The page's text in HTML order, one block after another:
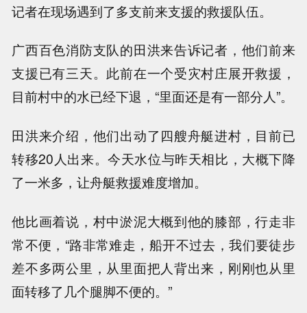
记者在现场遇到了多支前来支援的救援队伍。
广西百色消防支队的田洪来告诉记者，他们前来
支援已有三天。此前在一个受灾村庄展开救援，
目前村中的水已经下退，“里面还是有一部分人”。
田洪来介绍，他们出动了四艘舟艇进村，目前已
转移20人出来。今天水位与昨天相比，大概下降
了一米多，让舟艇救援难度增加。
他比画着说，村中淤泥大概到他的膝部，行走非
常不便，“路非常难走，船开不过去，我们要徒步
差不多两公里，从里面把人背出来，刚刚也从里
面转移了几个腿脚不便的。”